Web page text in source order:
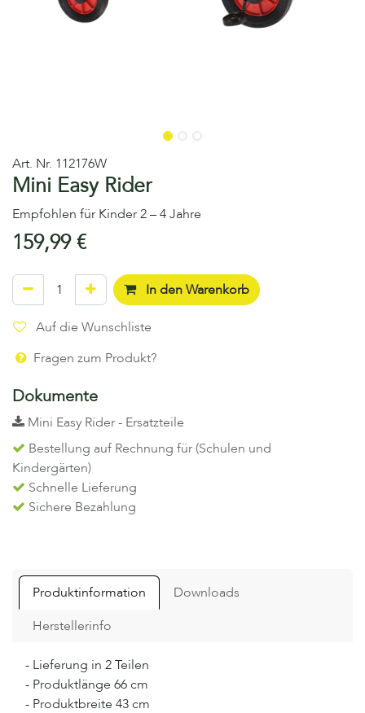
Art. Nr. 112176W
Mini Easy Rider
Empfohlen für Kinder 2 – 4 Jahre
159,99€
In den Warenkorb
Auf die Wunschliste
Fragen zum Produkt?
Dokumente
Mini Easy Rider - Ersatzteile
Bestellung auf Rechnung für (Schulen und
Kindergärten)
Schnelle Lieferung
Sichere Bezahlung
Produktinformation
Downloads
Herstellerinfo
- Lieferung in 2 Teilen
- Produktlänge 66 cm
- Produktbreite 43 cm